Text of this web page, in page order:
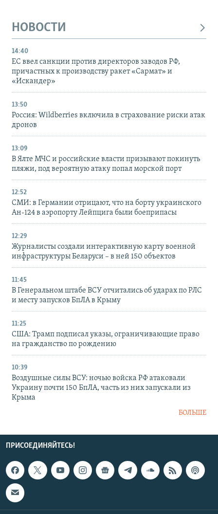
НОВОСТИ
14:40
ЕС ввел санкции против директоров заводов РФ,
причастных к производству ракет «Сармат» и
«Искандер»
13:50
Россия: Wildberries включила в страхование риски атак
дронов
13:09
В Ялте МЧС и российские власти призывают покинуть
пляжи, под вероятную атаку попал морской порт
12:52
СМИ: в Германии отрицают, что на борту украинского
Ан-124 в аэропорту Лейпцига были боеприпасы
12:29
Журналисты создали интерактивную карту военной
инфраструктуры Беларуси – в ней 150 объектов
11:45
В Генеральном штабе ВСУ отчитались об ударах по РЛС
и месту запусков БпЛА в Крыму
11:25
США: Трамп подписал указы, ограничивающие право
на гражданство по рождению
10:39
Воздушные силы ВСУ: ночью войска РФ атаковали
Украину почти 150 БпЛА, часть из них запускали из
Крыма
БОЛЬШЕ
ПРИСОЕДИНЯЙТЕСЬ!